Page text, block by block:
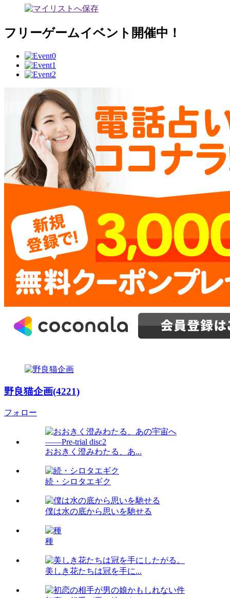
フリーゲームイベント開催中！
野良猫企画(4221)
フォロー
おおきく澄みわたる、あ...
続・シロタエギク
僕は水の底から思いを馳せる
種
美しき花たちは冠を手に...